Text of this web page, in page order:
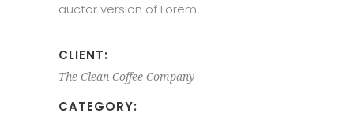
auctor version of Lorem.
CLIENT:
The Clean Coffee Company
CATEGORY: